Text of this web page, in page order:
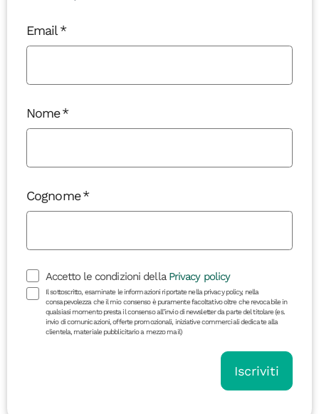
Email
Nome
Cognome
Accetto le condizioni della Privacy policy
Il sottoscritto, esaminate le informazioni riportate nella privacy policy, nella
consapevolezza che il mio consenso è puramente facoltativo oltre che revocabile in
qualsiasi momento presta il consenso all’invio di newsletter da parte del titolare (es.
invio di comunicazioni, offerte promozionali, iniziative commerciali dedicate alla
clientela, materiale pubblicitario a mezzo mail)
Iscriviti